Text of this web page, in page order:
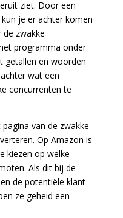
ziet. Door een
je er achter komen
zwakke
programma onder
getallen en woorden
wat een
concurrenten te
van de zwakke
Op Amazon is
kiezen op welke
Als dit bij de
de potentiële klant
ze geheid een